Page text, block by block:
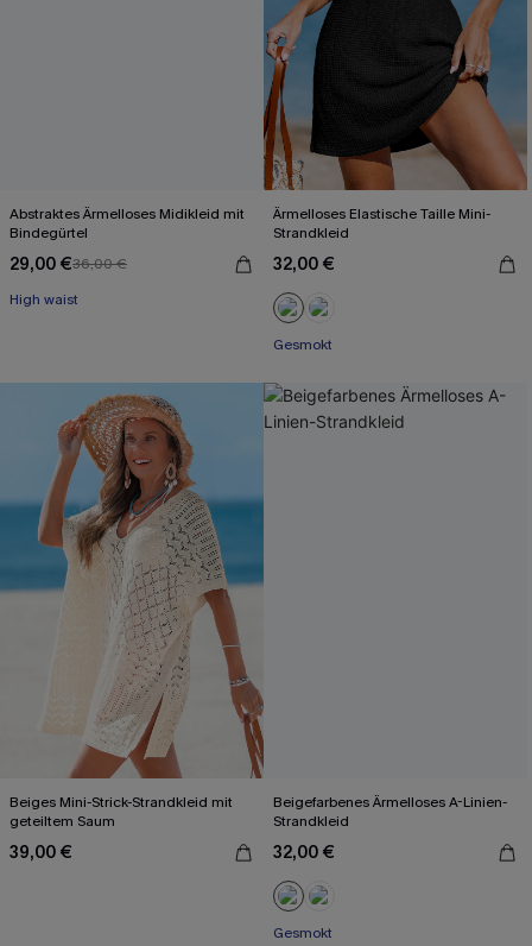
Abstraktes Ärmelloses Midikleid mit
Bindegürtel
29,00 €36,00 €
High waist
Ärmelloses Elastische Taille Mini-
Strandkleid
32,00 €
Gesmokt
Beiges Mini-Strick-Strandkleid mit
geteiltem Saum
39,00 €
Beigefarbenes Ärmelloses A-Linien-
Strandkleid
32,00 €
Gesmokt